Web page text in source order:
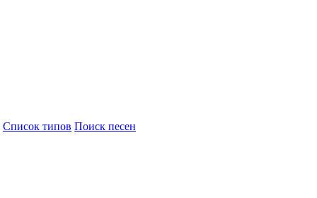
Cписок типов Поиск песен